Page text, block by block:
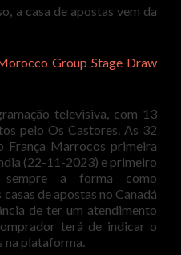
a casa de apostas vem da
Group Stage Draw
televisiva, com 13
pelo Os Castores. As 32
França Marrocos primeira
(22-11-2023) e primeiro
a forma como
de apostas no Canadá
de ter um atendimento
terá de indicar o
na plataforma.